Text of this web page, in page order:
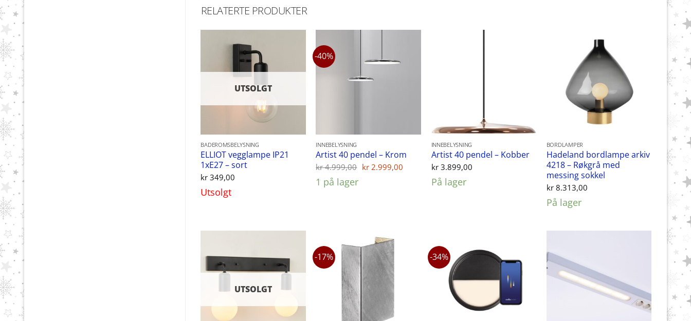
RELATERTE PRODUKTER
UTSOLGT
BADEROMSBELYSNING
ELLIOT vegglampe IP21
1xE27 – sort
kr 349,00
Utsolgt
-40%
INNEBELYSNING
Artist 40 pendel – Krom
kr4.999,00 Opprinnelig
kr2.999,00Nåværende
1 på lager
INNEBELYSNING
Artist 40 pendel – Kobber
kr3.899,00
På lager
BORDLAMPER
Hadeland bordlampe arkiv
4218 – Røkgrå med
messing sokkel
kr8.313,00
På lager
UTSOLGT
-17% -34%